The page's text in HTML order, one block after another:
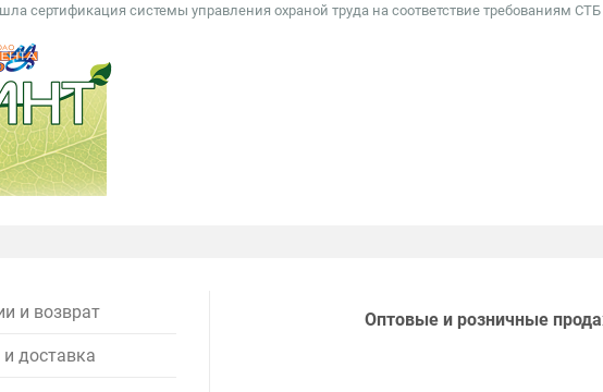
сертификация системы управления охраной труда на соответствие требованиям СТБ
и возврат
доставка
Оптовые и розничные